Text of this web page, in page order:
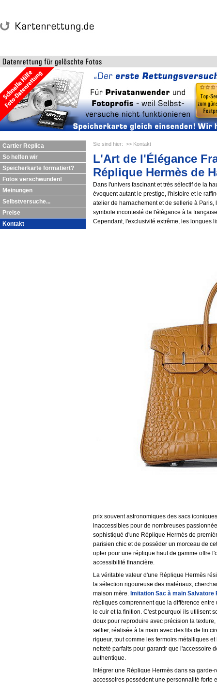
Sie sind hier: >> Kontakt
Cartier Replica
So helfen wir
Speicherkarte formatiert?
Fotos verschwunden!
Meinungen
Selbstversuche...
Preise
Kontakt
L'Art de l'Élégance
Réplique Hermès de
Dans l'univers fascinant et très sélectif de la
évoquent autant le prestige, l'histoire et le
atelier de harnachement et de sellerie à Paris,
symbole incontesté de l'élégance à la
Cependant, l'exclusivité extrême, les longues
prix souvent astronomiques des sacs
inaccessibles pour de nombreuses
sophistiqué d'une Réplique Hermès de
parisien chic et de posséder un morceau de
opter pour une réplique haut de gamme offre
accessibilité financière.
La véritable valeur d'une Réplique Hermès
la sélection rigoureuse des matériaux,
maison mère. Imitation Sac à main Salvatore
répliques comprennent que la différence
le cuir et la finition. C'est pourquoi ils utilisent
doux pour reproduire avec précision la
sellier, réalisée à la main avec des fils de lin
rigueur, tout comme les fermoirs métalliques
netteté parfaits pour garantir que l'accessoire
authentique.
Intégrer une Réplique Hermès dans sa
accessoires possèdent une personnalité forte